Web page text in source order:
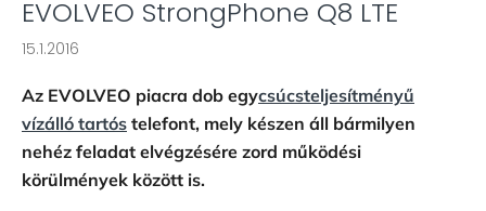
EVOLVEO StrongPhone Q8 LTE
15.1.2016
Az EVOLVEO piacra dob egycsúcsteljesítményű
vízálló tartós telefont, mely készen áll bármilyen
nehéz feladat elvégzésére zord működési
körülmények között is.